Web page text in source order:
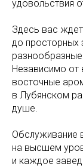
удовольствия
Здесь вас
до просторных
Независимо от
восточные
в Лубянском
душе.
Обслуживание
на высшем
и каждое